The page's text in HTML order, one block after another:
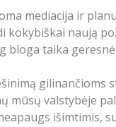
mediacija ir
naują
bloga taika
gilinančioms
valstybėje
išimtimis,